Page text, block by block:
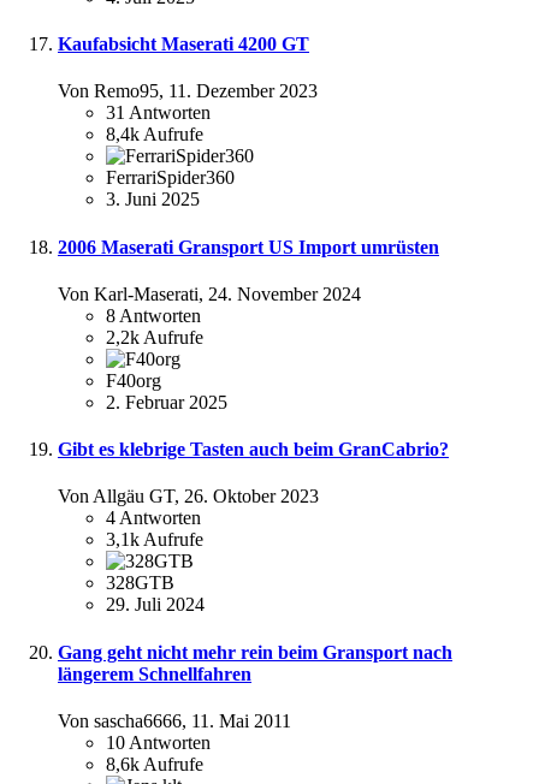
Kaufabsicht Maserati 4200 GT
Von Remo95, 11. Dezember 2023
31 Antworten
8,4k Aufrufe
FerrariSpider360
3. Juni 2025
2006 Maserati Gransport US Import umrüsten
Von Karl-Maserati, 24. November 2024
8 Antworten
2,2k Aufrufe
F40org
2. Februar 2025
Gibt es klebrige Tasten auch beim GranCabrio?
Von Allgäu GT, 26. Oktober 2023
4 Antworten
3,1k Aufrufe
328GTB
29. Juli 2024
Gang geht nicht mehr rein beim Gransport nach
längerem Schnellfahren
Von sascha6666, 11. Mai 2011
10 Antworten
8,6k Aufrufe